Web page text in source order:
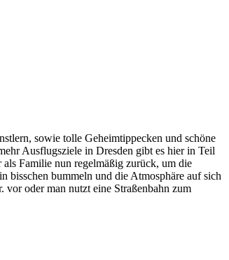
sowie tolle Geheimtippecken und schöne
Ausflugsziele in Dresden gibt es hier in Teil
Familie nun regelmäßig zurück, um die
bisschen bummeln und die Atmosphäre auf sich
vor oder man nutzt eine Straßenbahn zum